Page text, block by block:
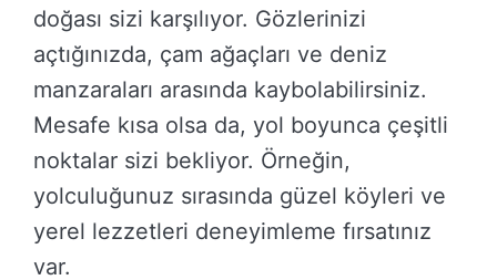
doğası sizi karşılıyor. Gözlerinizi
açtığınızda, çam ağaçları ve deniz
manzaraları arasında kaybolabilirsiniz.
Mesafe kısa olsa da, yol boyunca çeşitli
noktalar sizi bekliyor. Örneğin,
yolculuğunuz sırasında güzel köyleri ve
yerel lezzetleri deneyimleme fırsatınız
var.